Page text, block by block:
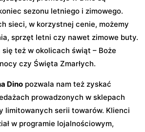
sezonu letniego i zimowego.
sieci, w korzystnej cenie, możemy
sprzęt letni czy nawet zimowe buty.
też w okolicach świąt – Boże
czy Święta Zmarłych.
Dino pozwala nam też zyskać
prowadzonych w sklepach
limitowanych serii towarów. Klienci
w programie lojalnościowym,